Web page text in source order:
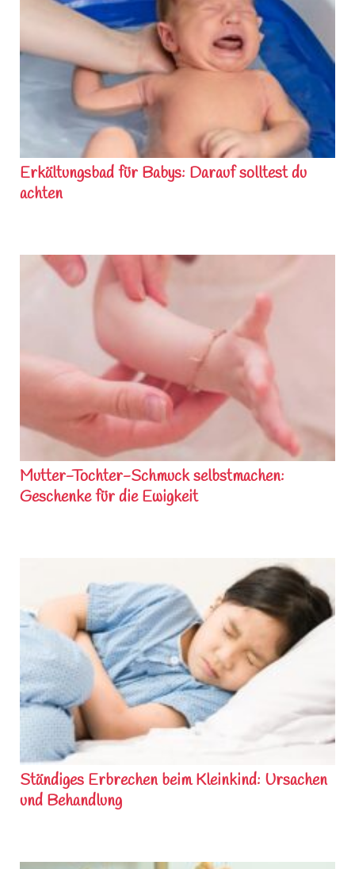
Erkältungsbad für Babys: Darauf solltest du
achten
Mutter-Tochter-Schmuck selbstmachen:
Geschenke für die Ewigkeit
Ständiges Erbrechen beim Kleinkind: Ursachen
und Behandlung